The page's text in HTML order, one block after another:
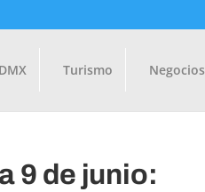
Turismo Negocios
9 de junio: